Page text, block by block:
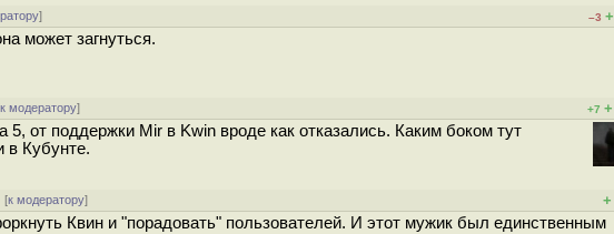
] –3 +
может загнуться.
к модератору] +7 +
от поддержки Mir в Kwin вроде как отказались. Каким боком тут
в Кубунте.
к модератору] +
Квин и "порадовать" пользователей. И этот мужик был единственным